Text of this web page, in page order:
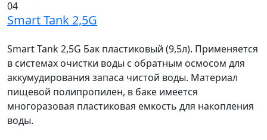
04
Smart Tank 2,5G
Smart Tank 2,5G Бак пластиковый (9,5л). Применяется
в системах очистки воды с обратным осмосом для
аккумудирования запаса чистой воды. Материал
пищевой полипропилен, в баке имеется
многоразовая пластиковая емкость для накопления
воды.